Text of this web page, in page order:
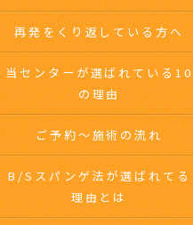
再発をくり返している方へ
当センターが選ばれている10
の理由
ご予約～施術の流れ
B/Sスパンゲ法が選ばれてる
理由とは